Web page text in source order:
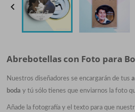

Abrebotellas con Foto para
Nuestros diseñadores se encargarán de tus
boda y tú sólo tienes que enviarnos la foto
Añade la fotografía y el texto para que